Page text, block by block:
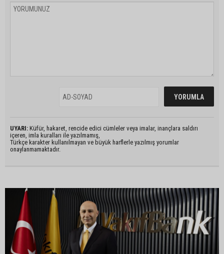
UYARI: Küfür, hakaret, rencide edici cümleler veya imalar, inançlara saldırı
içeren, imla kuralları ile yazılmamış,
Türkçe karakter kullanılmayan ve büyük harflerle yazılmış yorumlar
onaylanmamaktadır.